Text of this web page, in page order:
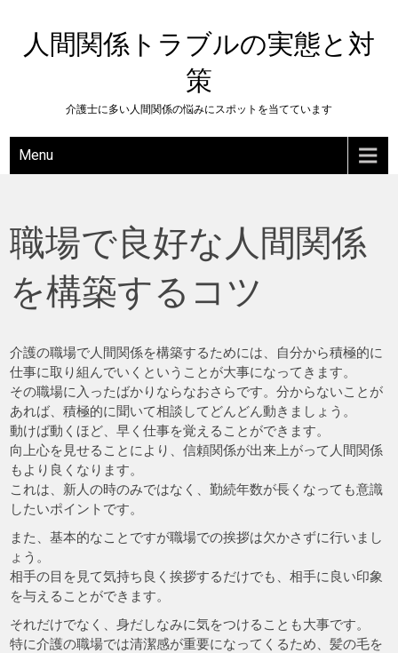
content人間関係トラブルの実態と対
策
介護士に多い人間関係の悩みにスポットを当てています
Menu
職場で良好な人間関係
を構築するコツ
介護の職場で人間関係を構築するためには、自分から積極的に
仕事に取り組んでいくということが大事になってきます。
その職場に入ったばかりならなおさらです。分からないことが
あれば、積極的に聞いて相談してどんどん動きましょう。
動けば動くほど、早く仕事を覚えることができます。
向上心を見せることにより、信頼関係が出来上がって人間関係
もより良くなります。
これは、新人の時のみではなく、勤続年数が長くなっても意識
したいポイントです。
また、基本的なことですが職場での挨拶は欠かさずに行いまし
ょう。
相手の目を見て気持ち良く挨拶するだけでも、相手に良い印象
を与えることができます。
それだけでなく、身だしなみに気をつけることも大事です。
特に介護の職場では清潔感が重要になってくるため、髪の毛を